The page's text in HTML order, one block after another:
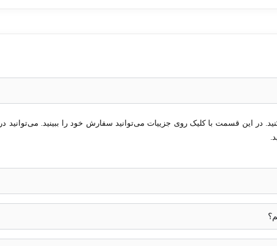
این قسمت با کلیک روی جزییات می‌توانید سفارش خود را ببینید. می‌توانید